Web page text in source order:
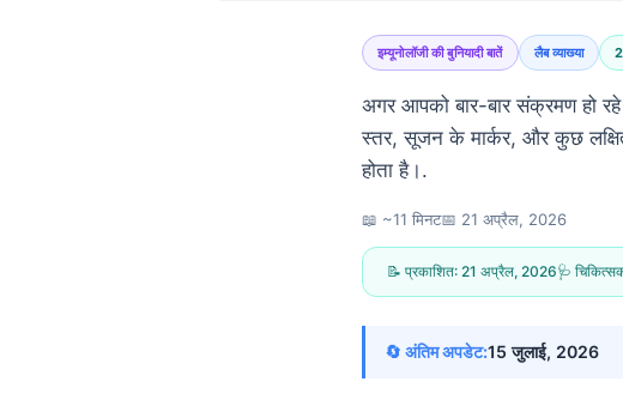
इम्यूनोलॉजी की बुनियादी बातें लैब व्याख्या
अगर आपको बार-बार संक्रमण हो
स्तर, सूजन के मार्कर, और कुछ
होता है।.
📖 ~11 मिनट📅 21 अप्रैल, 2026
📝 प्रकाशित: 21 अप्रैल, 2026🩺
🔄 अंतिम अपडेट:15 जुलाई, 2026